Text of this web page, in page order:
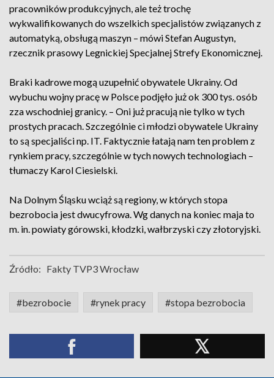
pracowników produkcyjnych, ale też trochę
wykwalifikowanych do wszelkich specjalistów związanych z
automatyką, obsługą maszyn – mówi Stefan Augustyn,
rzecznik prasowy Legnickiej Specjalnej Strefy Ekonomicznej.
Braki kadrowe mogą uzupełnić obywatele Ukrainy. Od
wybuchu wojny pracę w Polsce podjęło już ok 300 tys. osób
zza wschodniej granicy. – Oni już pracują nie tylko w tych
prostych pracach. Szczególnie ci młodzi obywatele Ukrainy
to są specjaliści np. IT. Faktycznie łatają nam ten problem z
rynkiem pracy, szczególnie w tych nowych technologiach –
tłumaczy Karol Ciesielski.
Na Dolnym Śląsku wciąż są regiony, w których stopa
bezrobocia jest dwucyfrowa. Wg danych na koniec maja to
m. in. powiaty górowski, kłodzki, wałbrzyski czy złotoryjski.
Źródło: Fakty TVP3 Wrocław
#bezrobocie #rynek pracy #stopa bezrobocia